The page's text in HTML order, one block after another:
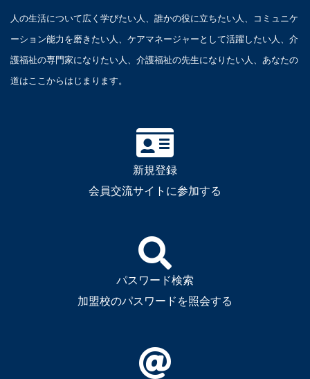
人の生活について広く学びたい人、誰かの役に立ちたい人、コミュニケ
ーション能力を磨きたい人、ケアマネージャーとして活躍したい人、介
護福祉の専門家になりたい人、介護福祉の先生になりたい人、あなたの
道はここからはじまります。
新規登録
会員交流サイトに参加する
パスワード検索
加盟校のパスワードを照会する